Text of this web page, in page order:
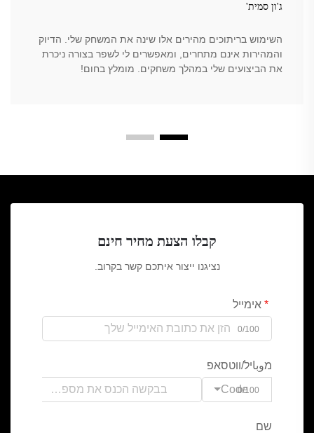
ג'ון סמית'
השימוש בריתוכים מהירים אלו שינה את המשחק שלי. הדיוק
והמהירות אינם מתחרים, ומאפשרים לי לשפר בצורה ניכרת
את הביצועים שלי במהלך משחקים. מומלץ בחום!
קבלו הצעת מחיר חינם
נציגנו ייצור איתכם קשר בקרוב.
אימייל
0/100
מوباיל/ווטסאפ
Code0/100
שם